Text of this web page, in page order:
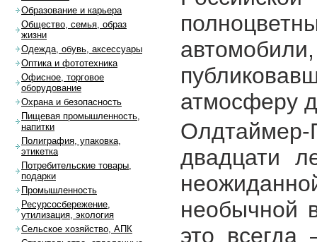
атмосферу
двадцати
необычной
это всегда
Образование и карьера
Общество, семья, образ
жизни
Одежда, обувь, аксессуары
Оптика и фототехника
Офисное, торговое
оборудование
Охрана и безопасность
Пищевая промышленность,
напитки
Полиграфия, упаковка,
этикетка
Потребительские товары,
подарки
Промышленность
Ресурсосбережение,
утилизация, экология
Сельское хозяйство, АПК